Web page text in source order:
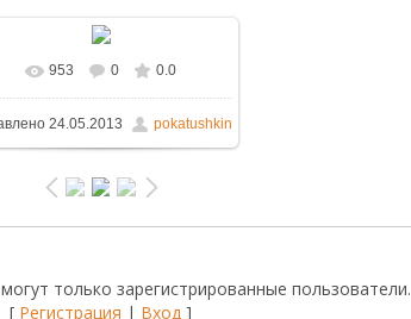
В реальном размере 1200x1600
/ 146.5Kb
953 0 0.0
24.05.2013 pokatushkin
только зарегистрированные пользователи.
[ Регистрация | Вход ]